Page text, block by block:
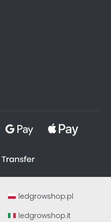
ledgrowshop.pl
ledgrowshop.it